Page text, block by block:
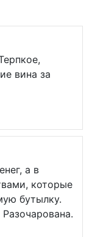
вина за
а в
которые
бутылку.